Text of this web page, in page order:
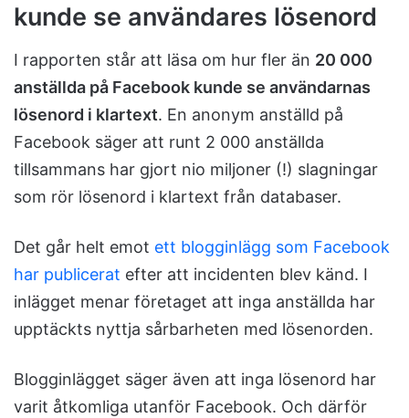
kunde se användares lösenord
I rapporten står att läsa om hur fler än 20 000
anställda på Facebook kunde se användarnas
lösenord i klartext. En anonym anställd på
Facebook säger att runt 2 000 anställda
tillsammans har gjort nio miljoner (!) slagningar
som rör lösenord i klartext från databaser.
Det går helt emot ett blogginlägg som Facebook
har publicerat efter att incidenten blev känd. I
inlägget menar företaget att inga anställda har
upptäckts nyttja sårbarheten med lösenorden.
Blogginlägget säger även att inga lösenord har
varit åtkomliga utanför Facebook. Och därför